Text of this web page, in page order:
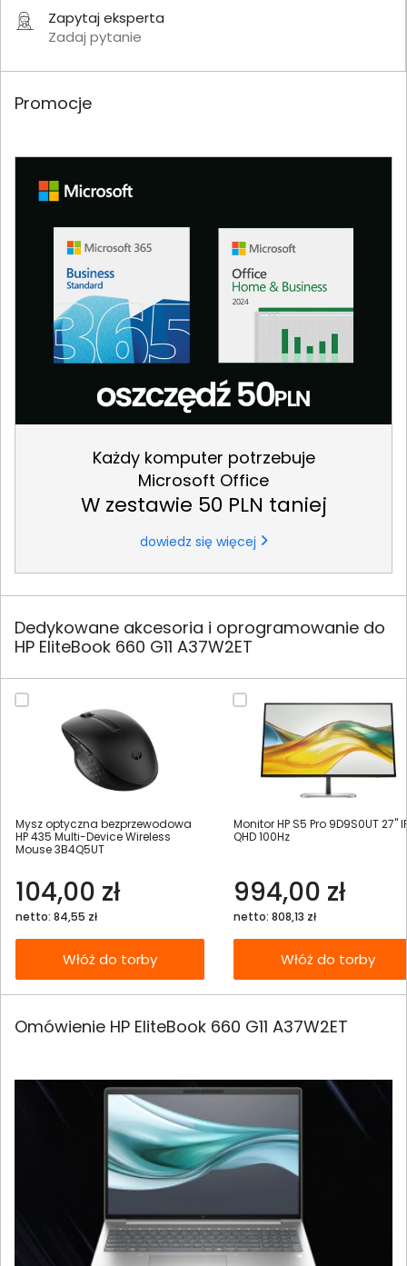
Zapytaj eksperta
Zadaj pytanie
Promocje
Każdy komputer potrzebuje
Microsoft Office
W zestawie 50 PLN taniej
dowiedz się więcej
Dedykowane akcesoria i oprogramowanie do
HP EliteBook 660 G11 A37W2ET
Mysz optyczna bezprzewodowa
HP 435 Multi-Device Wireless
Mouse 3B4Q5UT
104,00 zł
netto: 84,55 zł
Włóż do torby
Monitor HP S5 Pro 9D9S0UT 27"
QHD 100Hz
994,00 zł
netto: 808,13 zł
Włóż do torby
Omówienie HP EliteBook 660 G11 A37W2ET